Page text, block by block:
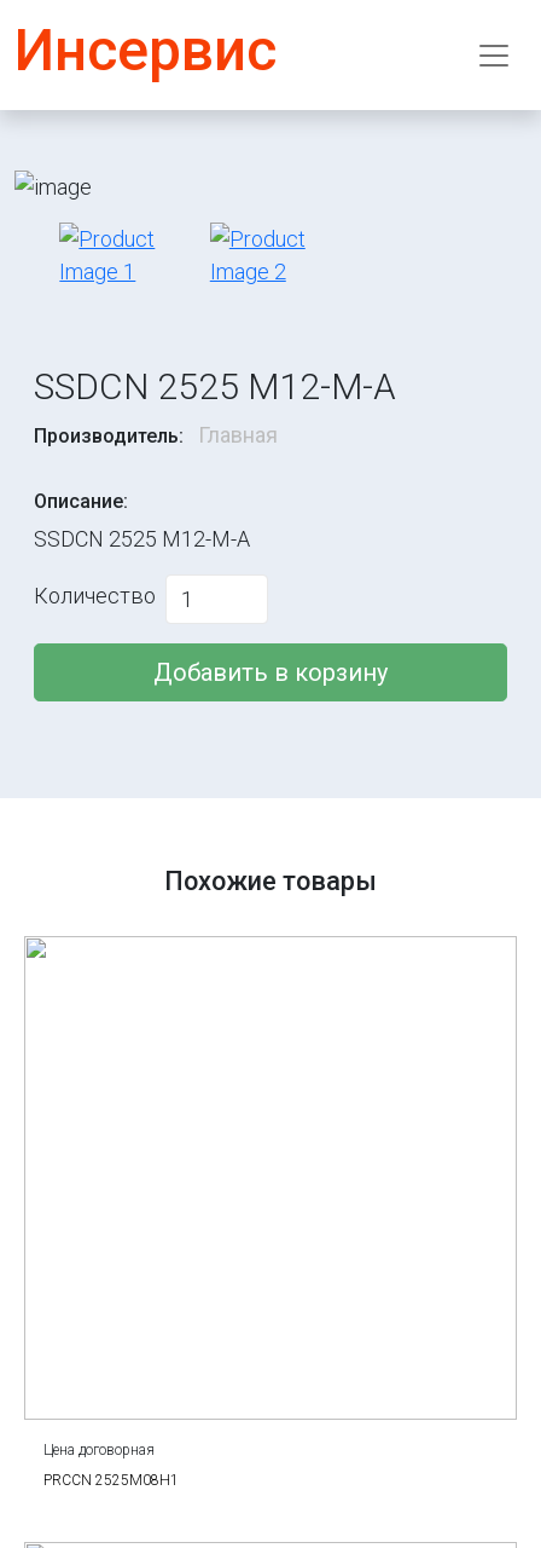
Инсервис
SSDCN 2525 M12-M-A
Производитель: Главная
Описание:
SSDCN 2525 M12-M-A
Количество
Добавить в корзину
Похожие товары
Цена договорная
PRCCN 2525M08H1